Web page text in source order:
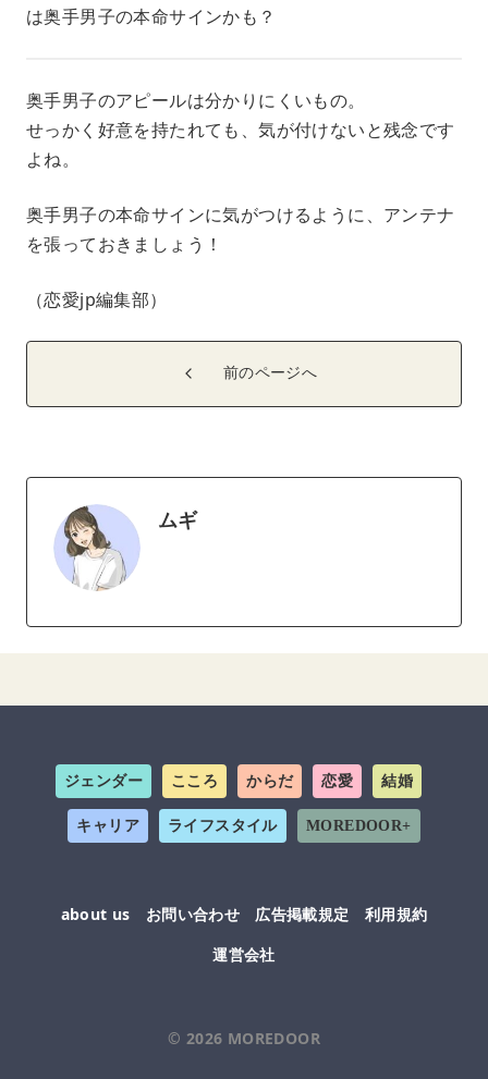
は奥手男子の本命サインかも？
奥手男子のアピールは分かりにくいもの。
せっかく好意を持たれても、気が付けないと残念です
よね。
奥手男子の本命サインに気がつけるように、アンテナ
を張っておきましょう！
（恋愛jp編集部）
前のページへ
ムギ
ジェンダー こころ からだ 恋愛 結婚
キャリア ライフスタイル MOREDOOR+
about us お問い合わせ 広告掲載規定
利用規約
運営会社
© 2026 MOREDOOR